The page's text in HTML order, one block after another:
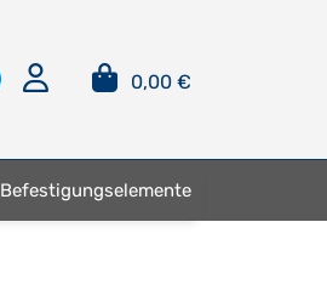
0,00 €
Befestigungselemente